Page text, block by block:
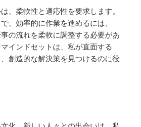
、柔軟性と適応性を要求します。
、効率的に作業を進めるには、
の流れを柔軟に調整する必要があ
インドセットは、私が直面する
創造的な解決策を見つけるのに役